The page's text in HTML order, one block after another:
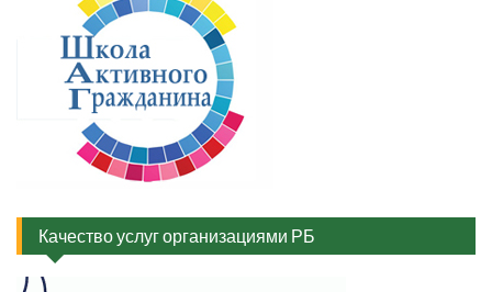
Качество услуг организациями РБ